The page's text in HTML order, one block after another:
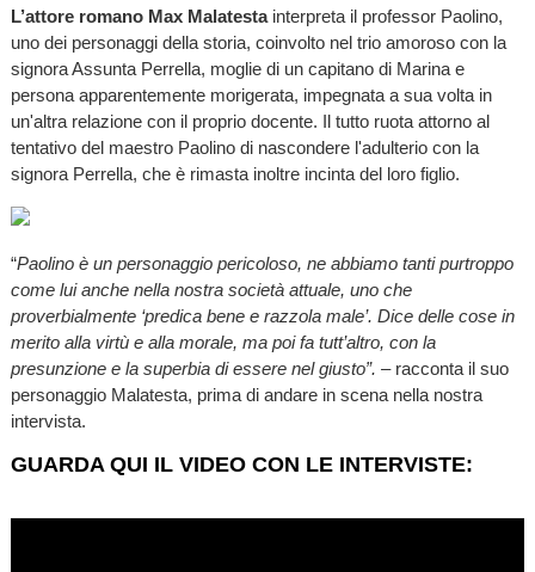
L’attore romano Max Malatesta interpreta il professor Paolino,
uno dei personaggi della storia, coinvolto nel trio amoroso con la
signora Assunta Perrella, moglie di un capitano di Marina e
persona apparentemente morigerata, impegnata a sua volta in
un'altra relazione con il proprio docente. Il tutto ruota attorno al
tentativo del maestro Paolino di nascondere l'adulterio con la
signora Perrella, che è rimasta inoltre incinta del loro figlio.
“Paolino è un personaggio pericoloso, ne abbiamo tanti purtroppo
come lui anche nella nostra società attuale, uno che
proverbialmente ‘predica bene e razzola male’. Dice delle cose in
merito alla virtù e alla morale, ma poi fa tutt’altro, con la
presunzione e la superbia di essere nel giusto”. – racconta il suo
personaggio Malatesta, prima di andare in scena nella nostra
intervista.
GUARDA QUI IL VIDEO CON LE INTERVISTE: